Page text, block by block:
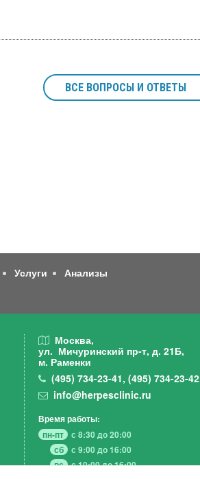
ВСЕ ВОПРОСЫ И ОТВЕТЫ
Услуги
Анализы
Москва,
ул. Мичуринский пр-т, д. 21Б,
м. Раменки
(495)734-23-41,(495)734-23-42
info@herpesclinic.ru
Время работы:
пн-пт
с 8:30 до 20:00
сб
с 9:00 до 16:00
вс
с 10:00 до 16:00